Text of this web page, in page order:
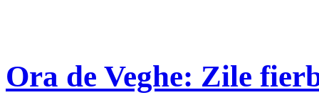
Ora de Veghe: Zile